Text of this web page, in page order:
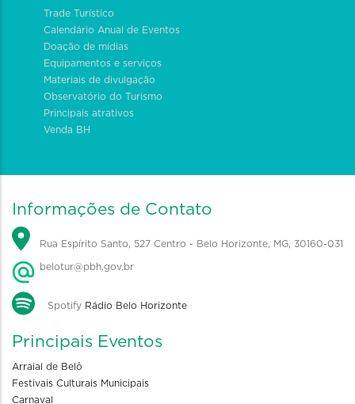
Trade Turístico
Calendário Anual de Eventos
Doação de mídias
Equipamentos e serviços
Materiais de divulgação
Observatório do Turismo
Principais atrativos
Venda BH
Informações de Contato
Rua Espírito Santo, 527 Centro - Belo Horizonte, MG, 30160-031
belotur@pbh.gov.br
Spotify Rádio Belo Horizonte
Principais Eventos
Arraial de Belô
Festivais Culturais Municipais
Carnaval